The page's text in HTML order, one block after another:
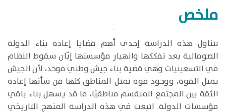
ملخص
​تتناول هذه الدراسة إحدى أهم قضايا إعادة بناء الدولة
الصومالية بعد تفككها وانهيار مؤسستها إبّان سقوط النظام
في التسعينيات وهي قضية بناء جيش وطني موحد، لأن الجيش
يمثل القوة، ووجود قوة تمثل المناطق كلها من شأنها إعادة
الثقة بين المجتمع المنقسم مناطقيًا، ما قد يسهل بناء باقي
مؤسسات الدولة. اتبعت في هذه الدراسة المنهج التاريخي